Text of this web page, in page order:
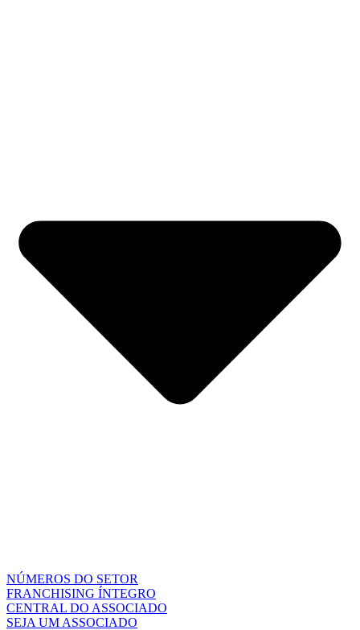
NÚMEROS DO SETOR
FRANCHISING ÍNTEGRO
CENTRAL DO ASSOCIADO
SEJA UM ASSOCIADO